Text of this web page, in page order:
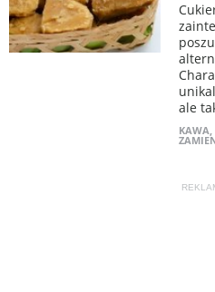
ale
KAWA,